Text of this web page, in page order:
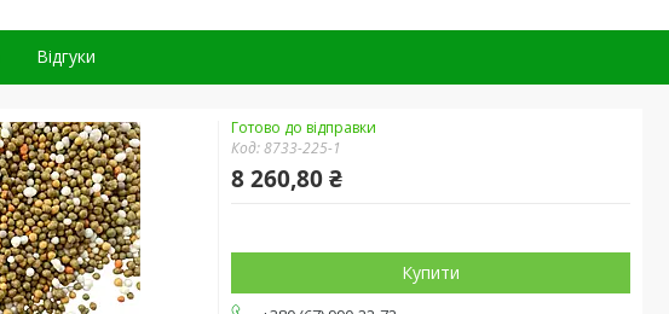
Відгуки
Готово до відправки
Код:8733-225-1
8 260,80 ₴
Купити